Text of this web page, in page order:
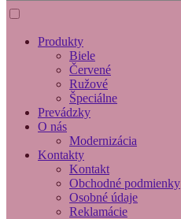
Produkty
Biele
Červené
Ružové
Špeciálne
Prevádzky
O nás
Modernizácia
Kontakty
Kontakt
Obchodné podmienky
Osobné údaje
Reklamácie